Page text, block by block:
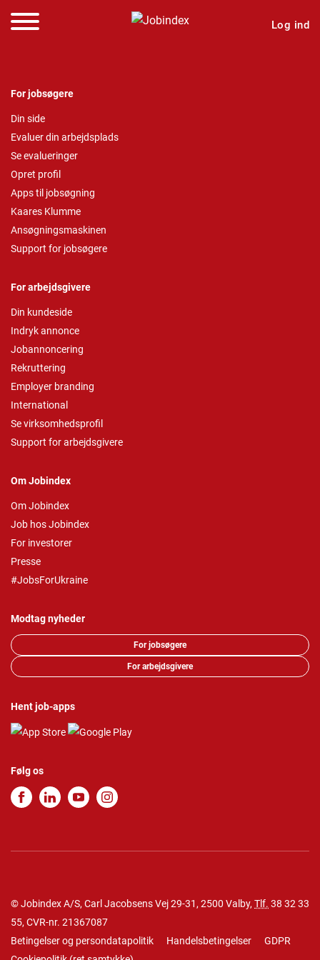
Log ind
For jobsøgere
Din side
Evaluer din arbejdsplads
Se evalueringer
Opret profil
Apps til jobsøgning
Kaares Klumme
Ansøgningsmaskinen
Support for jobsøgere
For arbejdsgivere
Din kundeside
Indryk annonce
Jobannoncering
Rekruttering
Employer branding
International
Se virksomhedsprofil
Support for arbejdsgivere
Om Jobindex
Om Jobindex
Job hos Jobindex
For investorer
Presse
#JobsForUkraine
Modtag nyheder
For jobsøgere
For arbejdsgivere
Hent job-apps
Følg os
© Jobindex A/S, Carl Jacobsens Vej 29-31, 2500 Valby, Tlf. 38 32 33
55, CVR-nr. 21367087
Betingelser og persondatapolitik
Handelsbetingelser
GDPR